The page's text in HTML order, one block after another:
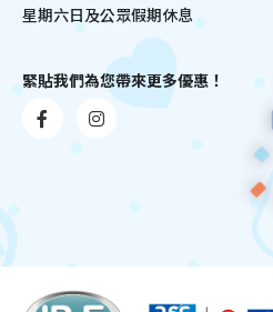
星期六日及公眾假期休息
緊貼我們為您帶來更多優惠！